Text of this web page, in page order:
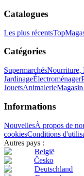
Catalogues
Les plus récentsTop
Catégories
SupermarchésNourriture,
JardinageÉlectroménager
JouetsAnimalerie
Informations
NouvellesÀ propos de
cookiesConditions
Autres pays :
België
Česko
Deutschland